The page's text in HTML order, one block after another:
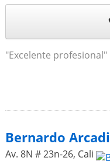
"Excelente profesional"
Bernardo
Av. 8N # 23n-26, Cali